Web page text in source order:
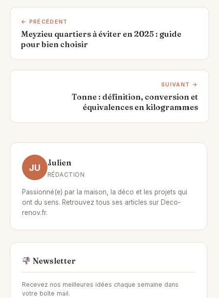
← PRÉCÉDENT
Meyzieu quartiers à éviter en 2025 : guide
pour bien choisir
SUIVANT →
Tonne : définition, conversion et
équivalences en kilogrammes
JU Julien
RÉDACTION
Passionné(e) par la maison, la déco et les projets qui
ont du sens. Retrouvez tous ses articles sur Deco-
renov.fr.
Newsletter
Recevez nos meilleures idées chaque semaine dans
votre boîte mail.